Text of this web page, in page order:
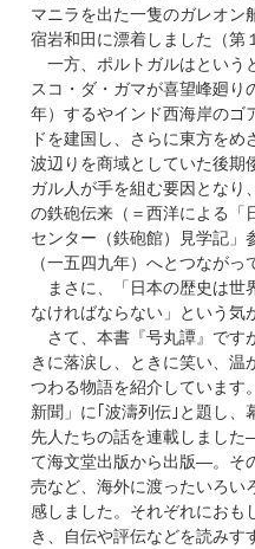
マニラを出た一隻のガレオン
宿岩和田に漂着しました（第
一方、ポルトガルはという
スコ・ダ・ガマが喜望峰廻り
年）するやインド西海岸のゴ
ドを建国し、さらに東方を
波辺りを商域としていた後期
ガル人が手を組む要因となり
の鉄砲伝来（＝西洋による「
センター（鉄砲館）見学記」
（一五四九年）へとつながっ
まさに、「日本の歴史は世
なければならない」という気
さて、本書『号丸譚』です
きに落涙し、ときに笑い、温
つわる物語を紹介しています
新聞」に｢波濤列伝｣と題し、
先人たちの話を連載しまし
て海文堂出版から出版―。そ
売など、海外に渡ったいろい
感しました。それぞれにおも
き、自伝や評伝などを読みす